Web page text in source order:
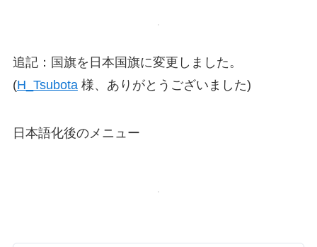
追記：国旗を日本国旗に変更しました。
(H_Tsubota様、ありがとうございました)
日本語化後のメニュー